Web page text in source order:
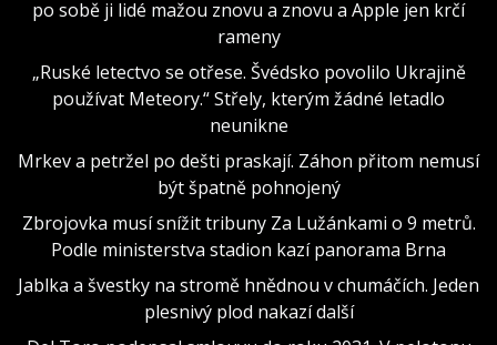
po sobě ji lidé mažou znovu a znovu a Apple jen krčí
rameny
„Ruské letectvo se otřese. Švédsko povolilo Ukrajině
používat Meteory.“ Střely, kterým žádné letadlo
neunikne
Mrkev a petržel po dešti praskají. Záhon přitom nemusí
být špatně pohnojený
Zbrojovka musí snížit tribuny Za Lužánkami o 9 metrů.
Podle ministerstva stadion kazí panorama Brna
Jablka a švestky na stromě hnědnou v chumáčích. Jeden
plesnivý plod nakazí další